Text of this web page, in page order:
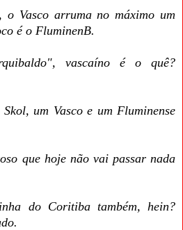
o Vasco arruma no máximo um
é o FluminenB.
vascaíno é o quê?
um Vasco e um Fluminense
que hoje não vai passar nada
do Coritiba também, hein?